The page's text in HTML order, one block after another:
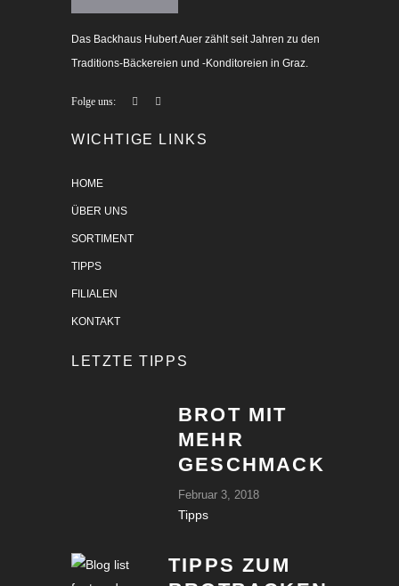
Das Backhaus Hubert Auer zählt seit Jahren zu den
Traditions-Bäckereien und -Konditoreien in Graz.
Folge uns:
WICHTIGE LINKS
HOME
ÜBER UNS
SORTIMENT
TIPPS
FILIALEN
KONTAKT
LETZTE TIPPS
BROT MIT
MEHR
GESCHMACK
Februar 3, 2018
Tipps
TIPPS ZUM